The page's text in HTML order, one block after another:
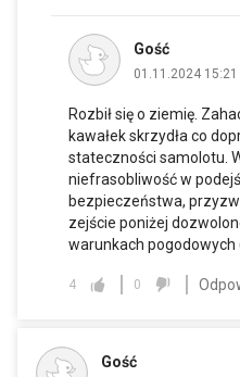
Gość
01.11.2024 15:21
Rozbił się o ziemię.
kawałek skrzydła co
stateczności samolotu.
niefrasobliwość w
bezpieczeństwa,
zejście poniżej
warunkach pogodowych
4 0
Gość